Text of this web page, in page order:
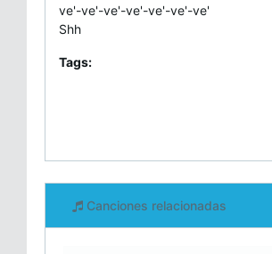
ve'-ve'-ve'-ve'-ve'-ve'-ve'
Shh
Tags:
Canciones relacionadas